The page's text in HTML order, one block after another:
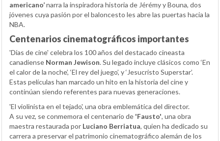
americano’narra la inspiradora historia de Jérémy y Bouna, dos
jóvenes cuya pasión por el baloncesto les abre las puertas hacia la
NBA.
Centenarios cinematográficos importantes
'Días de cine' celebra los 100 años del destacado cineasta
canadiense Norman Jewison. Su legado incluye clásicos como ‘En
el calor de la noche’, ‘El rey del juego’, y ‘Jesucristo Superstar’.
Estas películas han marcado un hito en la historia del cine y
continúan siendo referentes para nuevas generaciones.
'El violinista en el tejado', una obra emblemática del director.
A su vez, se conmemora el centenario de 'Fausto', una obra
maestra restaurada por Luciano Berriatua, quien ha dedicado su
carrera a preservar el patrimonio cinematográfico alemán de los